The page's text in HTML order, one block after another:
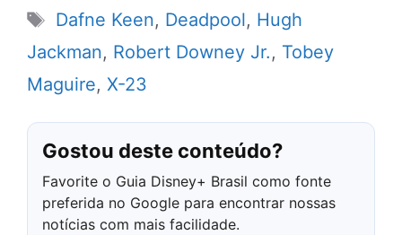
Tags
Dafne Keen, Deadpool, Hugh
Jackman, Robert Downey Jr., Tobey
Maguire, X-23
Gostou deste conteúdo?
Favorite o Guia Disney+ Brasil como fonte
preferida no Google para encontrar nossas
notícias com mais facilidade.